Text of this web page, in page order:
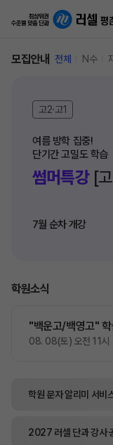
모집안내 전체 N수
고2·고1
여름 방학 집중!
단기간 고밀도 학습
썸머특강[고
7월 순차 개강
학원소식
"백운고/백영고" 학
08. 08(토) 오전 11시
학원 문자 알리미 서비
2027 러셀 단과강사